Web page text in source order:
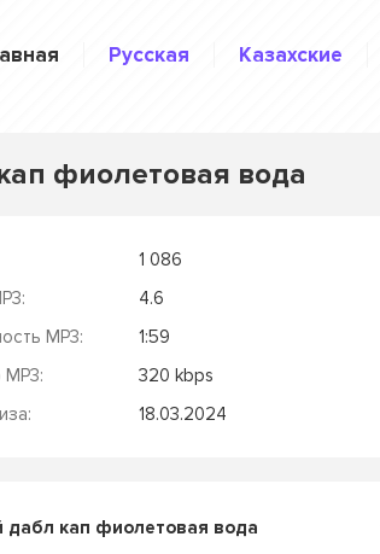
Русская Казахские
фиолетовая вода
1 086
4.6
MP3:
1:59
320 kbps
18.03.2024
кап фиолетовая вода